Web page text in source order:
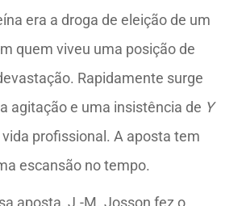
era a droga de eleição de um
quem viveu uma posição de
Rapidamente surge
agitação e uma insistência de Y
profissional. A aposta tem
escansão no tempo.
aposta, J.-M. Josson fez o